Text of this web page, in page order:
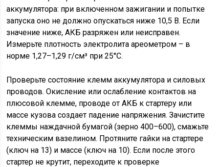
аккумулятора: при включенном зажигании и попытке
запуска оно не должно опускаться ниже 10,5 В. Если
значение ниже, АКБ разряжен или неисправен.
Измерьте плотность электролита ареометром – в
норме 1,27–1,29 г/см³ при 25°C.
Проверьте состояние клемм аккумулятора и силовых
проводов. Окисление или ослабление контактов на
плюсовой клемме, проводе от АКБ к стартеру или
массе кузова создает падение напряжения. Зачистите
клеммы наждачной бумагой (зерно 400–600), смажьте
техническим вазелином. Протяните гайки на стартере
(ключ на 13) и массе (ключ на 10). Если после этого
стартер не крутит, переходите к проверке